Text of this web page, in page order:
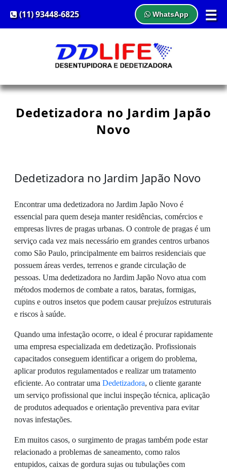
☰
(11) 93448-6825 WhatsApp
Dedetizadora no Jardim Japão
Novo
Dedetizadora no Jardim Japão Novo
Encontrar uma dedetizadora no Jardim Japão Novo é
essencial para quem deseja manter residências, comércios e
empresas livres de pragas urbanas. O controle de pragas é um
serviço cada vez mais necessário em grandes centros urbanos
como São Paulo, principalmente em bairros residenciais que
possuem áreas verdes, terrenos e grande circulação de
pessoas. Uma dedetizadora no Jardim Japão Novo atua com
métodos modernos de combate a ratos, baratas, formigas,
cupins e outros insetos que podem causar prejuízos estruturais
e riscos à saúde.
Quando uma infestação ocorre, o ideal é procurar rapidamente
uma empresa especializada em dedetização. Profissionais
capacitados conseguem identificar a origem do problema,
aplicar produtos regulamentados e realizar um tratamento
eficiente. Ao contratar uma Dedetizadora, o cliente garante
um serviço profissional que inclui inspeção técnica, aplicação
de produtos adequados e orientação preventiva para evitar
novas infestações.
Em muitos casos, o surgimento de pragas também pode estar
relacionado a problemas de saneamento, como ralos
entupidos, caixas de gordura sujas ou tubulações com